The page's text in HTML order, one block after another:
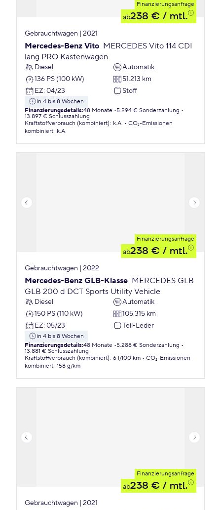
Finanzierungsanfrage
ab238 € / mtl.
Gebrauchtwagen | 2021
Mercedes-Benz Vito MERCEDES Vito 114 CDI
lang PRO Kastenwagen
Diesel
Automatik
136 PS (100 kW)
51.213 km
EZ: 04/23 Stoff
in 4 bis 8 Wochen
Finanzierungsdetails:48 Monate 5.294 € Sonderzahlung
13.897 € Schlusszahlung
Kraftstoffverbrauch (kombiniert): k.A.
CO₂-Emissionen
kombiniert: k.A.
Finanzierungsanfrage
ab238 € / mtl.
Gebrauchtwagen | 2022
Mercedes-Benz GLB-Klasse MERCEDES GLB
GLB 200 d DCT Sports Utility Vehicle
Diesel
Automatik
150 PS (110 kW)
105.315 km
EZ: 05/23 Teil-Leder
in 4 bis 8 Wochen
Finanzierungsdetails:48 Monate 5.288 € Sonderzahlung
13.881 € Schlusszahlung
Kraftstoffverbrauch (kombiniert): 6 l/100 km
CO₂-Emissionen
kombiniert: 158 g/km
Finanzierungsanfrage
ab238 € / mtl.
Gebrauchtwagen | 2021